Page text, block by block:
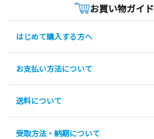
お買い物ガイド
はじめて購入する方へ
お支払い方法について
送料について
受取方法・納期について